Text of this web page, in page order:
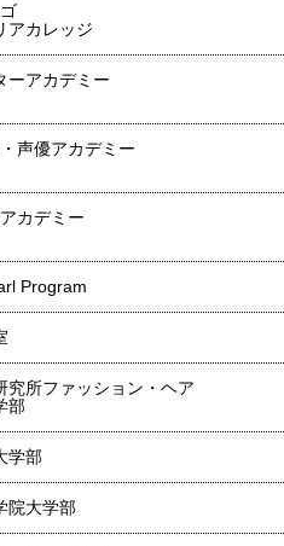
アカレッジ
ーアカデミー
声優アカデミー
カデミー
Program
究所ファッション・ヘア
部
学部
院大学部